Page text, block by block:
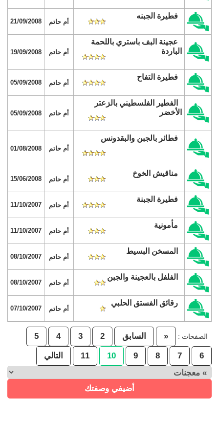
فطيرة الجبنه
أم حاتم 21/09/2008
عجينة البف باستري باللحمة
الباردة
أم حاتم 19/09/2008
فطيرة التفاح
أم حاتم 05/09/2008
الفطير الفلسطيني بالزعتر
الأخضر
أم حاتم 05/09/2008
فطائر بالجبن والبقدونس
أم حاتم 01/08/2008
مناقيش الخوخ
أم حاتم 15/06/2008
فطيرة الجبنة
أم حاتم 11/10/2007
مأمونية
أم حاتم 11/10/2007
المسخن البسيط
أم حاتم 08/10/2007
الفلفل بالعجينة والجبن
أم حاتم 08/10/2007
رقائق الفستق الحلبي
أم حاتم 07/10/2007
الصفحات : « السابق 2
3
4
5
6
7
8
9
10
11 التالي
أضيفي وصفتك